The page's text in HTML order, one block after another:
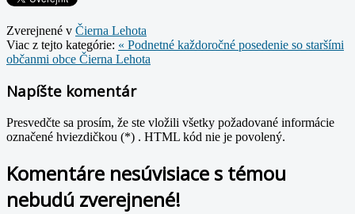
Zverejnené v Čierna Lehota
Viac z tejto kategórie: « Podnetné každoročné posedenie so staršími
občanmi obce Čierna Lehota
Napíšte komentár
Presvedčte sa prosím, že ste vložili všetky požadované informácie
označené hviezdičkou (*) . HTML kód nie je povolený.
Komentáre nesúvisiace s témou
nebudú zverejnené!